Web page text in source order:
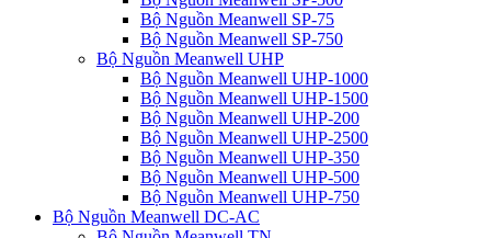
Bộ Nguồn Meanwell SP-75
Bộ Nguồn Meanwell SP-750
Bộ Nguồn Meanwell UHP
Bộ Nguồn Meanwell UHP-1000
Bộ Nguồn Meanwell UHP-1500
Bộ Nguồn Meanwell UHP-200
Bộ Nguồn Meanwell UHP-2500
Bộ Nguồn Meanwell UHP-350
Bộ Nguồn Meanwell UHP-500
Bộ Nguồn Meanwell UHP-750
Bộ Nguồn Meanwell DC-AC